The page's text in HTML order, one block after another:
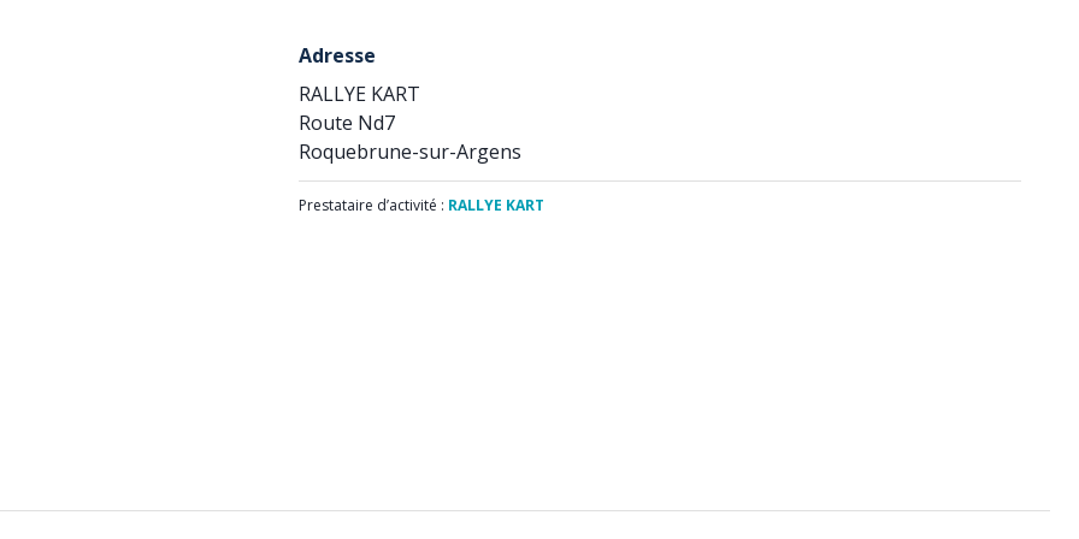
Adresse
RALLYE KART
Route Nd7
Roquebrune-sur-Argens
Prestataire d’activité : RALLYE KART